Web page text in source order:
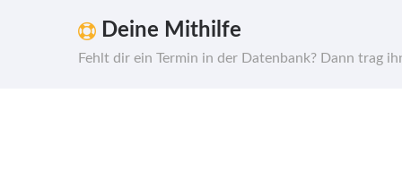
Deine Mithilfe
Fehlt dir ein Termin in der Datenbank? Dann trag